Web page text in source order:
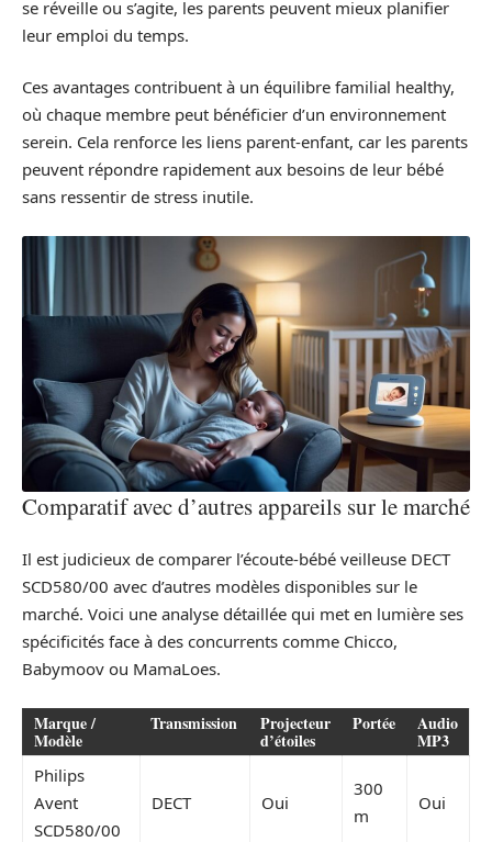
se réveille ou s’agite, les parents peuvent mieux planifier
leur emploi du temps.
Ces avantages contribuent à un équilibre familial healthy,
où chaque membre peut bénéficier d’un environnement
serein. Cela renforce les liens parent-enfant, car les parents
peuvent répondre rapidement aux besoins de leur bébé
sans ressentir de stress inutile.
Comparatif avec d’autres appareils sur le marché
Il est judicieux de comparer l’écoute-bébé veilleuse DECT
SCD580/00 avec d’autres modèles disponibles sur le
marché. Voici une analyse détaillée qui met en lumière ses
spécificités face à des concurrents comme Chicco,
Babymoov ou MamaLoes.
Marque /
Modèle
Transmission Projecteur
d’étoiles
Portée Audio
MP3
Philips
Avent
SCD580/00
DECT Oui
300
m
Oui